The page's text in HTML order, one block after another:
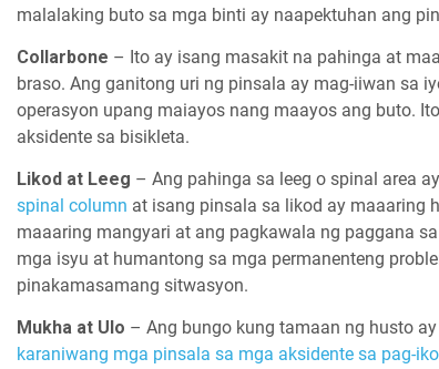
malalaking buto sa mga binti ay naapektuhan ang
Collarbone – Ito ay isang masakit na pahinga at
braso. Ang ganitong uri ng pinsala ay mag-iiwan sa
operasyon upang maiayos nang maayos ang buto.
aksidente sa bisikleta.
Likod at Leeg – Ang pahinga sa leeg o spinal area
spinal column at isang pinsala sa likod ay maaaring
maaaring mangyari at ang pagkawala ng paggana
mga isyu at humantong sa mga permanenteng
pinakamasamang sitwasyon.
Mukha at Ulo – Ang bungo kung tamaan ng husto
karaniwang mga pinsala sa mga aksidente sa pag-